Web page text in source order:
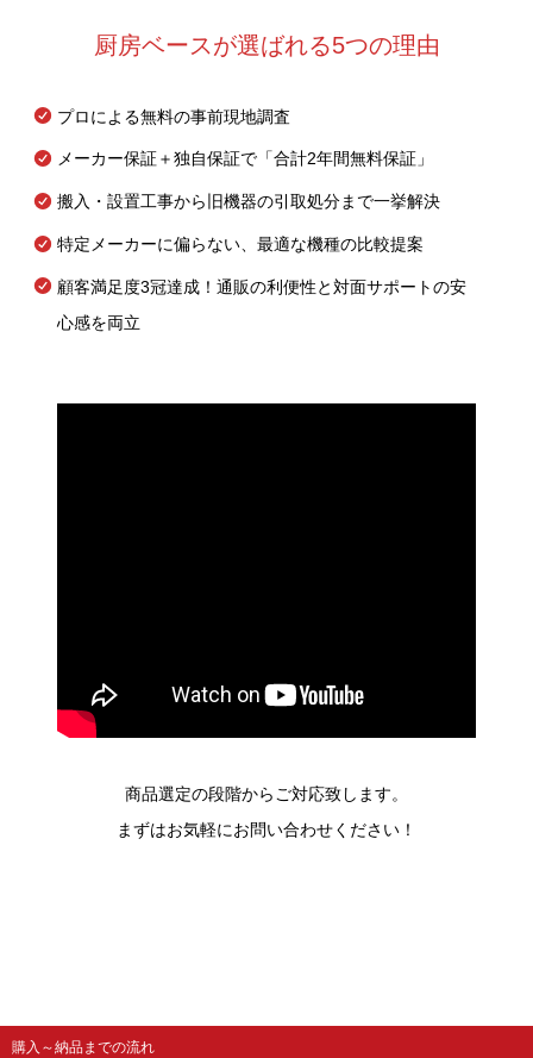
厨房ベースが選ばれる5つの理由
プロによる無料の事前現地調査
メーカー保証＋独自保証で「合計2年間無料保証」
搬入・設置工事から旧機器の引取処分まで一挙解決
特定メーカーに偏らない、最適な機種の比較提案
顧客満足度3冠達成！通販の利便性と対面サポートの安
心感を両立
商品選定の段階からご対応致します。
まずはお気軽にお問い合わせください！
購入～納品までの流れ